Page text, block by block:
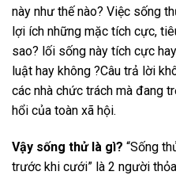
này như thế nào? Việc sống
lợi ích những mặc tích cực,
sao? lối sống này tích cực
luật hay không ?Câu trả lời
các nhà chức trách mà đang
hổi của toàn xã hội.
Vậy sống thử là gì? “Sống
trước khi cưới” là 2 người